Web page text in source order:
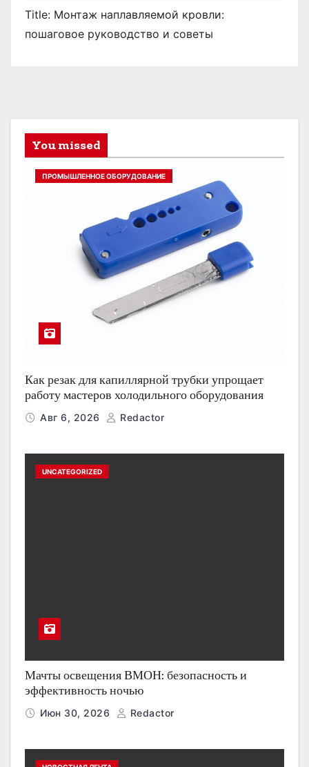
Title: Монтаж наплавляемой кровли:
пошаговое руководство и советы
You missed
ПРОМЫШЛЕННОЕ ОБОРУДОВАНИЕ
Как резак для капиллярной трубки упрощает
работу мастеров холодильного оборудования
Авг 6, 2026 Redactor
UNCATEGORIZED
Мачты освещения ВМОН: безопасность и
эффективность ночью
Июн 30, 2026 Redactor